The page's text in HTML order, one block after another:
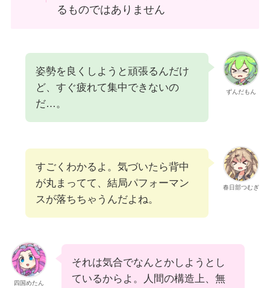
るものではありません
ずんだもん
姿勢を良くしようと頑張るんだけ
ど、すぐ疲れて集中できないの
だ…。
春日部つむぎ
すごくわかるよ。気づいたら背中
が丸まってて、結局パフォーマン
スが落ちちゃうんだよね。
四国めたん
それは気合でなんとかしようとし
ているからよ。人間の構造上、無